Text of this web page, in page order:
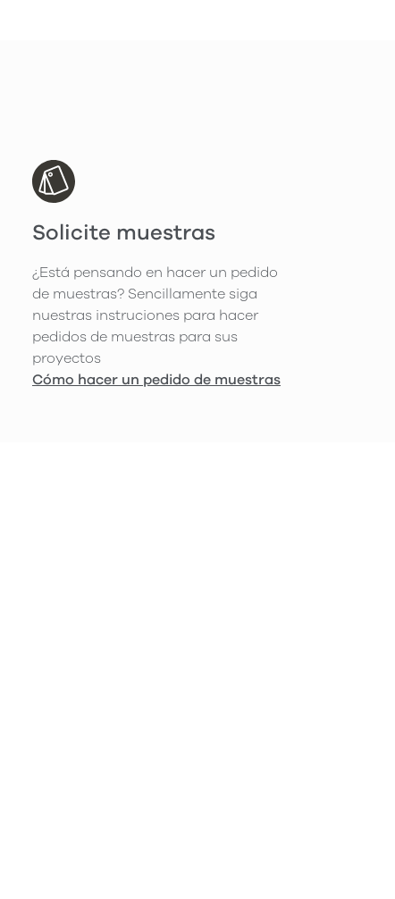
Solicite muestras
¿Está pensando en hacer un pedido
de muestras? Sencillamente siga
nuestras instruciones para hacer
pedidos de muestras para sus
proyectos
Cómo hacer un pedido de muestras